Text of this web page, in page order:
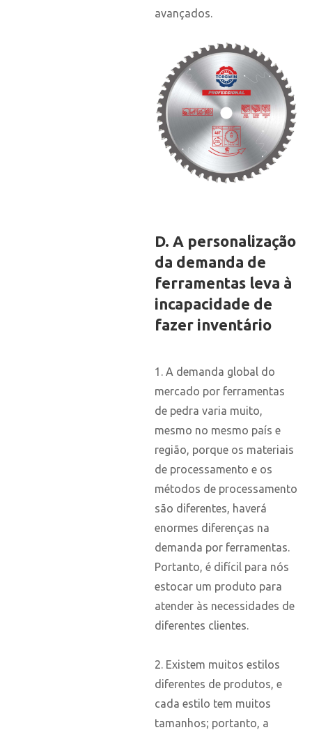
avançados.
D. A personalização
da demanda de
ferramentas leva à
incapacidade de
fazer inventário
1. A demanda global do
mercado por ferramentas
de pedra varia muito,
mesmo no mesmo país e
região, porque os materiais
de processamento e os
métodos de processamento
são diferentes, haverá
enormes diferenças na
demanda por ferramentas.
Portanto, é difícil para nós
estocar um produto para
atender às necessidades de
diferentes clientes.
2. Existem muitos estilos
diferentes de produtos, e
cada estilo tem muitos
tamanhos; portanto, a